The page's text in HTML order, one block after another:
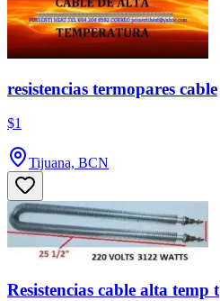
resistencias termopares cable
$1
Tijuana, BCN
Resistencias cable alta temp t